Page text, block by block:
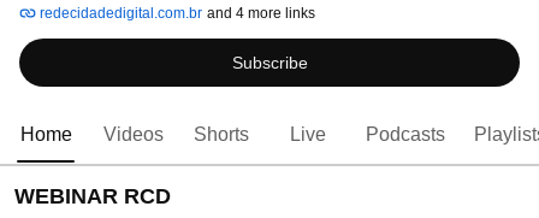
investimentos nas Tecnologias da Informação e Comunicação.
redecidadedigital.com.br and 4 more links
Subscribe
Home Videos Shorts Live Podcasts
WEBINAR RCD